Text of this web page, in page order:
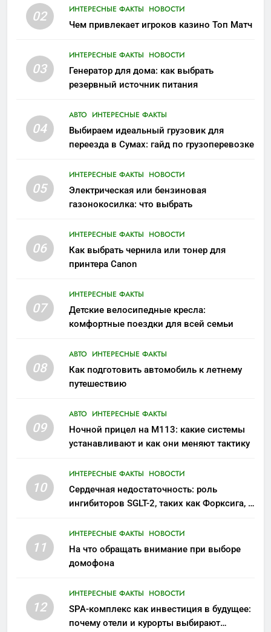
02 ИНТЕРЕСНЫЕ ФАКТЫ НОВОСТИ
Чем привлекает игроков казино Топ Матч
03
ИНТЕРЕСНЫЕ ФАКТЫ НОВОСТИ
Генератор для дома: как выбрать
резервный источник питания
04
АВТО ИНТЕРЕСНЫЕ ФАКТЫ
Выбираем идеальный грузовик для
переезда в Сумах: гайд по грузоперевозке
05
ИНТЕРЕСНЫЕ ФАКТЫ НОВОСТИ
Электрическая или бензиновая
газонокосилка: что выбрать
06
ИНТЕРЕСНЫЕ ФАКТЫ НОВОСТИ
Как выбрать чернила или тонер для
принтера Canon
07
ИНТЕРЕСНЫЕ ФАКТЫ
Детские велосипедные кресла:
комфортные поездки для всей семьи
08
АВТО ИНТЕРЕСНЫЕ ФАКТЫ
Как подготовить автомобиль к летнему
путешествию
09
АВТО ИНТЕРЕСНЫЕ ФАКТЫ
Ночной прицел на M113: какие системы
устанавливают и как они меняют тактику
10
ИНТЕРЕСНЫЕ ФАКТЫ НОВОСТИ
Сердечная недостаточность: роль
ингибиторов SGLT-2, таких как Форксига, в
11
ИНТЕРЕСНЫЕ ФАКТЫ НОВОСТИ
На что обращать внимание при выборе
домофона
12
ИНТЕРЕСНЫЕ ФАКТЫ НОВОСТИ
SPA-комплекс как инвестиция в будущее:
почему отели и курорты выбирают